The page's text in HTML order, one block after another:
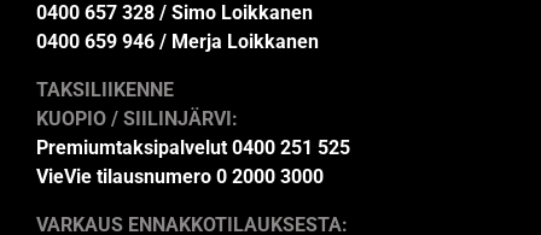
0400 657 328 / Simo Loikkanen
0400 659 946 / Merja Loikkanen
TAKSILIIKENNE
KUOPIO / SIILINJÄRVI:
Premiumtaksipalvelut 0400 251 525
VieVie tilausnumero 0 2000 3000
VARKAUS ENNAKKOTILAUKSESTA: